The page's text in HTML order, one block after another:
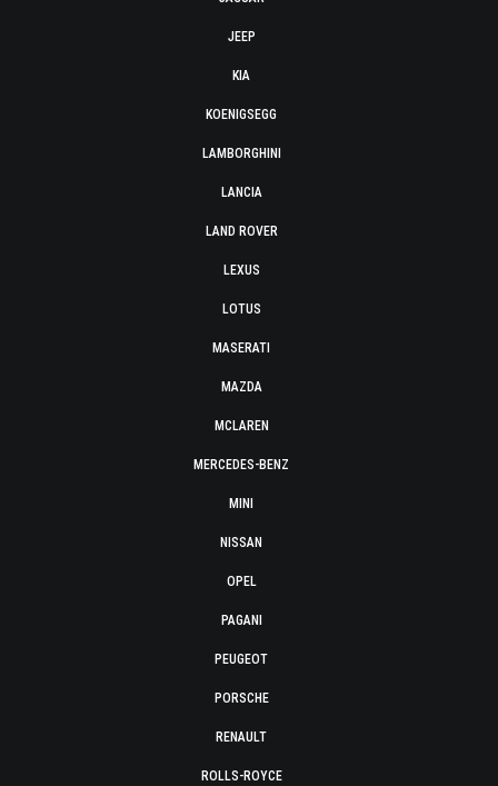
JEEP
KIA
KOENIGSEGG
LAMBORGHINI
LANCIA
LAND ROVER
LEXUS
LOTUS
MASERATI
MAZDA
MCLAREN
MERCEDES-BENZ
MINI
NISSAN
OPEL
PAGANI
PEUGEOT
PORSCHE
RENAULT
ROLLS-ROYCE